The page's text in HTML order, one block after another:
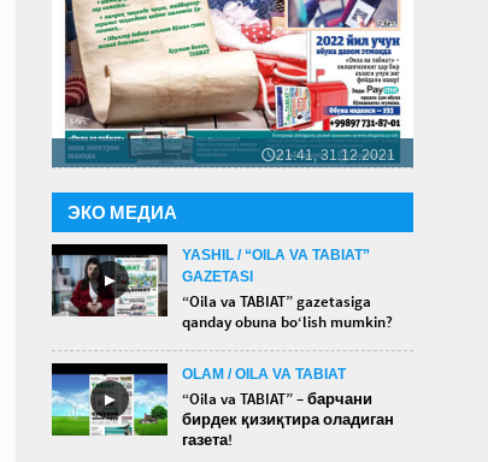
🕔21:41, 31.12.2021
ЭКО МЕДИА
►
YASHIL / “OILA VA TABIAT”
GAZETASI
“Oila va TABIAT” gazetasiga
qanday obuna bo‘lish mumkin?
►
OLAM / OILA VA TABIAT
“Oila va TABIAT” – барчани
бирдек қизиқтира оладиган
газета!